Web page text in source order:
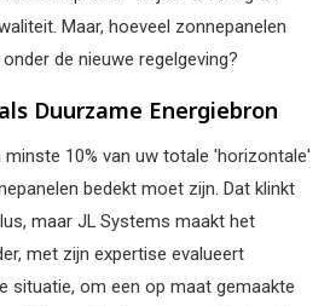
Maar, hoeveel zonnepanelen
de nieuwe regelgeving?
Duurzame Energiebron
10% van uw totale 'horizontale'
bedekt moet zijn. Dat klinkt
maar JL Systems maakt het
met zijn expertise evalueert
situatie, om een op maat gemaakte